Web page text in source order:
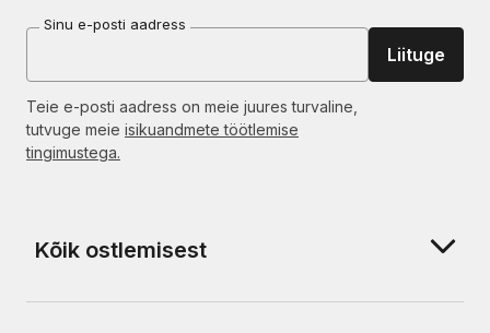
Sinu e-posti aadress
Liituge
Teie e-posti aadress on meie juures turvaline,
tutvuge meie isikuandmete töötlemise
tingimustega.
Kõik ostlemisest